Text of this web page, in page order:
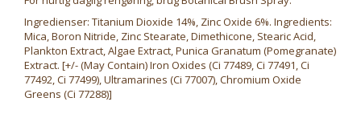
Ingredienser: Titanium Dioxide 14%, Zinc Oxide 6%. Ingredients:
Mica, Boron Nitride, Zinc Stearate, Dimethicone, Stearic Acid,
Plankton Extract, Algae Extract, Punica Granatum (Pomegranate)
Extract. [+/- (May Contain) Iron Oxides (Ci 77489, Ci 77491, Ci
77492, Ci 77499), Ultramarines (Ci 77007), Chromium Oxide
Greens (Ci 77288)]